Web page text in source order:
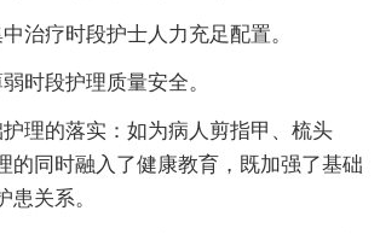
疗时段护士人力充足配置。
段护理质量安全。
的落实：如为病人剪指甲、梳头
的同时融入了健康教育，既加强了基础
患关系。